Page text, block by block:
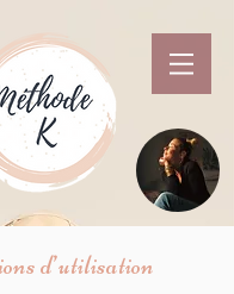
d’utilisation